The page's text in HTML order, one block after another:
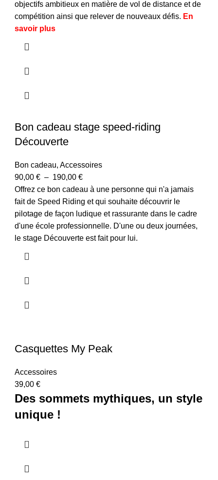
objectifs ambitieux en matière de vol de distance et de
compétition ainsi que relever de nouveaux défis. En
savoir plus
Bon cadeau stage speed-riding
Découverte
Bon cadeau, Accessoires
90,00 € – 190,00 €
Offrez ce bon cadeau à une personne qui n'a jamais
fait de Speed Riding et qui souhaite découvrir le
pilotage de façon ludique et rassurante dans le cadre
d'une école professionnelle. D'une ou deux journées,
le stage Découverte est fait pour lui.
Casquettes My Peak
Accessoires
39,00 €
Des sommets mythiques, un style
unique !